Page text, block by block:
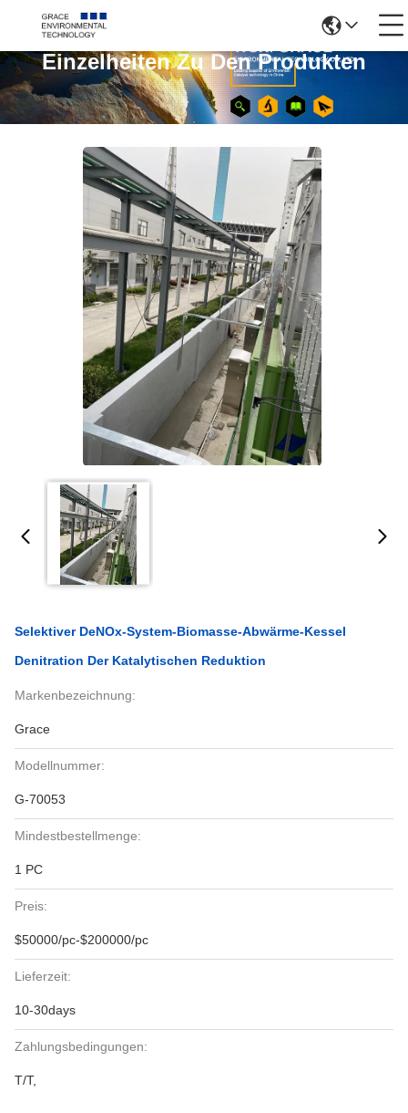
Einzelheiten Zu Den Produkten
Selektiver DeNOx-System-Biomasse-Abwärme-Kessel
Denitration Der Katalytischen Reduktion
Markenbezeichnung:
Grace
Modellnummer:
G-70053
Mindestbestellmenge:
1 PC
Preis:
$50000/pc-$200000/pc
Lieferzeit:
10-30days
Zahlungsbedingungen:
T/T,